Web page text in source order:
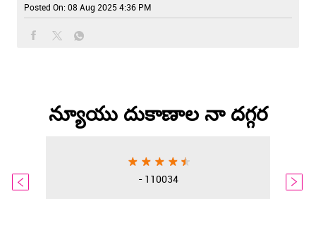
Posted On: 08 Aug 2025 4:36 PM
న్యూయు దుకాణాల నా దగ్గర
- 110034